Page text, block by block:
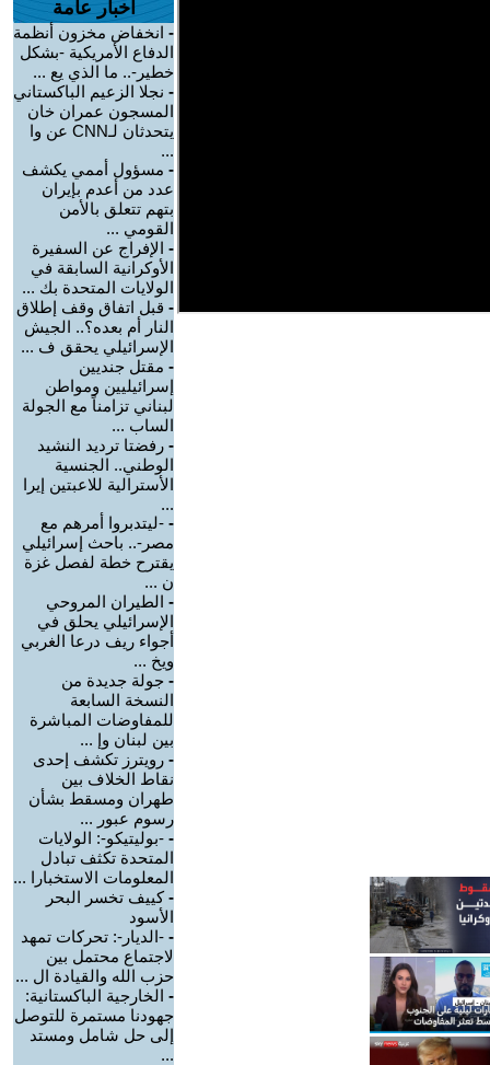
أخبار عامة
- انخفاض مخزون أنظمة
الدفاع الأمريكية -بشكل
خطير-.. ما الذي يع ...
- نجلا الزعيم الباكستاني
المسجون عمران خان
يتحدثان لـCNN عن وا
...
- مسؤول أممي يكشف
عدد من أعدم بإيران
بتهم تتعلق بالأمن
القومي ...
- الإفراج عن السفيرة
الأوكرانية السابقة في
الولايات المتحدة بك ...
- قبل اتفاق وقف إطلاق
النار أم بعده؟.. الجيش
الإسرائيلي يحقق ف ...
- مقتل جنديين
إسرائيليين ومواطن
لبناني تزامناً مع الجولة
الساب ...
- رفضتا ترديد النشيد
الوطني.. الجنسية
الأسترالية للاعبتين إيرا
...
- -ليتدبروا أمرهم مع
مصر-.. باحث إسرائيلي
يقترح خطة لفصل غزة
ن ...
- الطيران المروحي
الإسرائيلي يحلق في
أجواء ريف درعا الغربي
ويخ ...
- جولة جديدة من
النسخة السابعة
للمفاوضات المباشرة
بين لبنان وإ ...
- رويترز تكشف إحدى
نقاط الخلاف بين
طهران ومسقط بشأن
رسوم عبور ...
- -بوليتيكو-: الولايات
المتحدة تكثف تبادل
المعلومات الاستخبارا ...
-كييف تخسر البحر
الأسود
- -الديار-: تحركات تمهد
لاجتماع محتمل بين
حزب الله والقيادة ال ...
- الخارجية الباكستانية:
جهودنا مستمرة للتوصل
إلى حل شامل ومستد
...